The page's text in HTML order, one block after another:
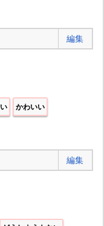
編集
かわいい
編集